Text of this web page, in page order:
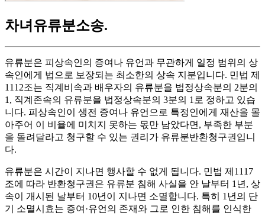
차녀유류분소송.
유류분은 피상속인의 증여나 유언과 무관하게 일정 범위의 상
속인에게 법으로 보장되는 최소한의 상속 지분입니다. 민법 제
1112조는 직계비속과 배우자의 유류분을 법정상속분의 2분의
1, 직계존속의 유류분을 법정상속분의 3분의 1로 정하고 있습
니다. 피상속인이 생전 증여나 유언으로 특정인에게 재산을 몰
아주어 이 비율에 미치지 못하는 몫만 남았다면, 부족한 부분
을 돌려달라고 청구할 수 있는 권리가 유류분반환청구권입니
다.
유류분은 시간이 지나면 행사할 수 없게 됩니다. 민법 제1117
조에 따라 반환청구권은 유류분 침해 사실을 안 날부터 1년, 상
속이 개시된 날부터 10년이 지나면 소멸합니다. 특히 1년의 단
기 소멸시효는 증여·유언의 존재와 그로 인한 침해를 인식한